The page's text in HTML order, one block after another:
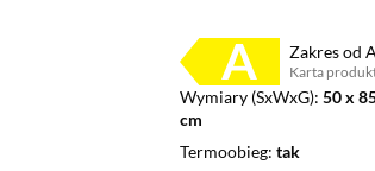
Zakres od
Karta
Plik w
(otworzy się
Wymiary (SxWxG) 50 x
cm
Termoobieg tak